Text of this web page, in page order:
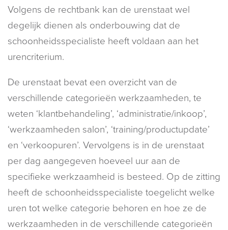
Volgens de rechtbank kan de urenstaat wel
degelijk dienen als onderbouwing dat de
schoonheidsspecialiste heeft voldaan aan het
urencriterium.
De urenstaat bevat een overzicht van de
verschillende categorieën werkzaamheden, te
weten ‘klantbehandeling’, ‘administratie/inkoop’,
‘werkzaamheden salon’, ‘training/productupdate’
en ‘verkoopuren’. Vervolgens is in de urenstaat
per dag aangegeven hoeveel uur aan de
specifieke werkzaamheid is besteed. Op de zitting
heeft de schoonheidsspecialiste toegelicht welke
uren tot welke categorie behoren en hoe ze de
werkzaamheden in de verschillende categorieën